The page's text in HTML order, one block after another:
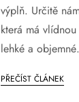
výplň. Určitě
která má
lehké a
PŘEČÍST ČLÁNEK